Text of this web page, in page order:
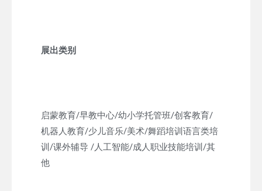
展出类别
启蒙教育/早教中心/幼小学托管班/创客教育/
机器人教育/少儿音乐/美术/舞蹈培训语言类培
训/课外辅导 /人工智能/成人职业技能培训/其
他